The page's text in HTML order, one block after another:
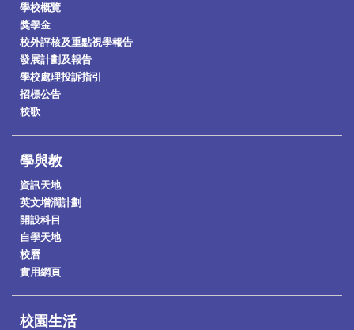
學校概覽
獎學金
校外評核及重點視學報告
發展計劃及報告
學校處理投訴指引
招標公告
校歌
學與教
資訊天地
英文增潤計劃
開設科目
自學天地
校曆
實用網頁
校園生活